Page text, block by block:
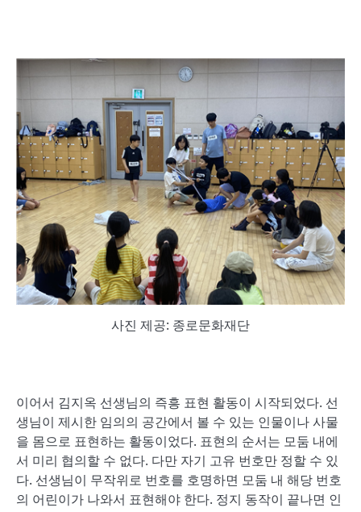
사진 제공: 종로문화재단
이어서 김지옥 선생님의 즉흥 표현 활동이 시작되었다. 선
생님이 제시한 임의의 공간에서 볼 수 있는 인물이나 사물
을 몸으로 표현하는 활동이었다. 표현의 순서는 모둠 내에
서 미리 협의할 수 없다. 다만 자기 고유 번호만 정할 수 있
다. 선생님이 무작위로 번호를 호명하면 모둠 내 해당 번호
의 어린이가 나와서 표현해야 한다. 정지 동작이 끝나면 인